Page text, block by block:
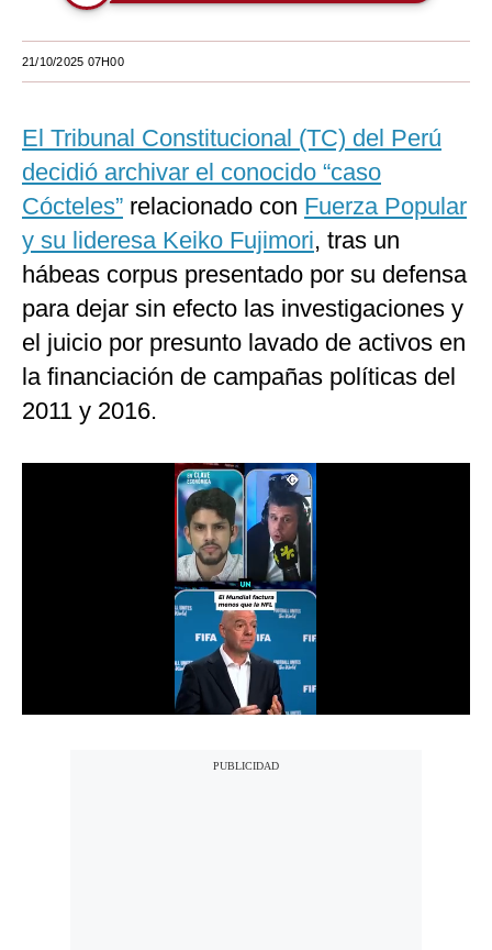
Mundo
EEUU
México
Internacional
Tecnología
Club del Suscriptor
Mix
21/10/2025 07H00
El Tribunal Constitucional (TC) del Perú
decidió archivar el conocido “caso
Cócteles” relacionado con Fuerza Popular
y su lideresa Keiko Fujimori, tras un
hábeas corpus presentado por su defensa
para dejar sin efecto las investigaciones y
el juicio por presunto lavado de activos en
la financiación de campañas políticas del
2011 y 2016.